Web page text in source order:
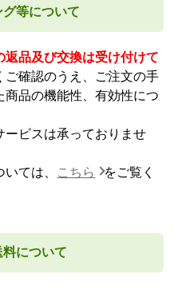
等について
品及び交換は受け付けて
ご確認のうえ、ご注文の手
品の機能性、有効性につ
ービスは承っておりませ
ては、 こちら
をご覧く
について